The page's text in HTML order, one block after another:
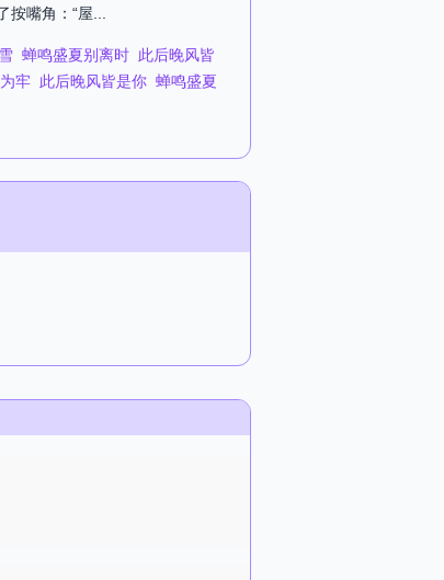
嘴角：“屋...
蝉鸣盛夏别离时 此后晚风皆
牢 此后晚风皆是你 蝉鸣盛夏